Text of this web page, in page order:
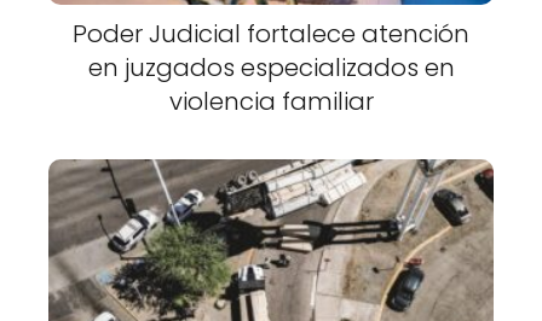
Poder Judicial fortalece atención
en juzgados especializados en
violencia familiar